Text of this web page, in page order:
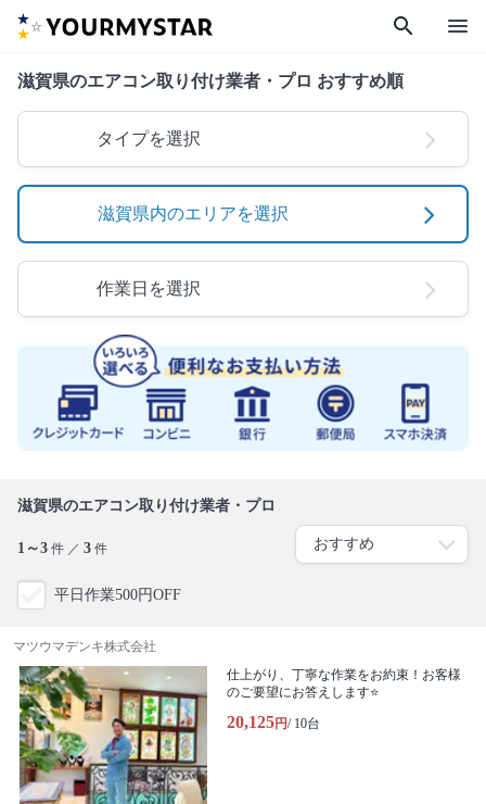
search menu
滋賀県のエアコン取り付け業者・プロ おすすめ順
タイプを選択
滋賀県内のエリアを選択
作業日を選択
滋賀県のエアコン取り付け業者・プロ
1～3 件 ／ 3 件
平日作業500円OFF
マツウマデンキ株式会社
仕上がり、丁寧な作業をお約束！お客様
のご要望にお答えします⭐️
20,125円/ 10台